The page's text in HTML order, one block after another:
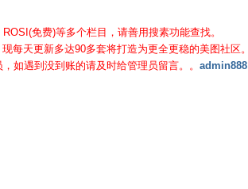
免费)等多个栏目，请善用搜素功能查找。
每天更新多达90多套将打造为更全更稳的美图社区。
如遇到没到账的请及时给管理员留言。。 admin888